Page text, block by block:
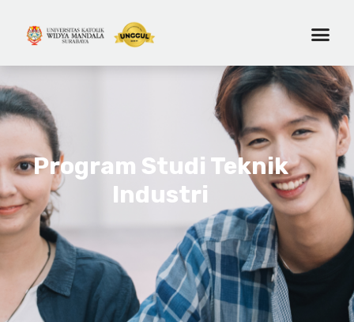
Program Studi Teknik
Industri